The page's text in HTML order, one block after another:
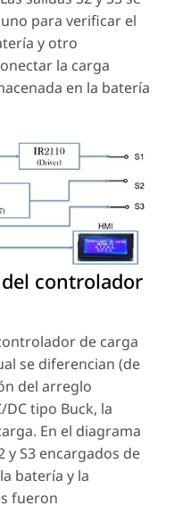
para verificar el
y otro
la carga
en la batería
controlador
de carga
se diferencian (de
del arreglo
tipo Buck, la
En el diagrama
y S3 encargados de
batería y la
fueron